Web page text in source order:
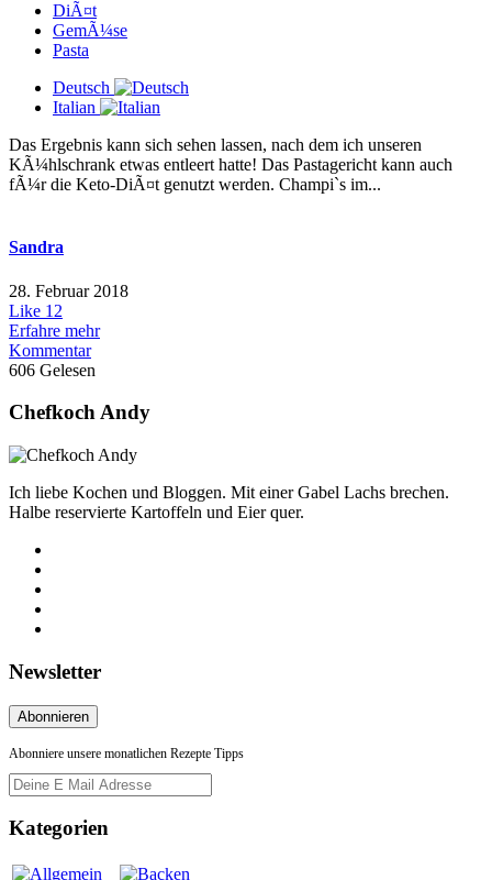
DiÃ¤t
GemÃ¼se
Pasta
Deutsch
Italian
Das Ergebnis kann sich sehen lassen, nach dem ich unseren
KÃ¼hlschrank etwas entleert hatte! Das Pastagericht kann auch
fÃ¼r die Keto-DiÃ¤t genutzt werden. Champi`s im...
Sandra
28. Februar 2018
Like 12
Erfahre mehr
Kommentar
606 Gelesen
Chefkoch Andy
Ich liebe Kochen und Bloggen. Mit einer Gabel Lachs brechen.
Halbe reservierte Kartoffeln und Eier quer.
Newsletter
Abonniere unsere monatlichen Rezepte Tipps
Kategorien